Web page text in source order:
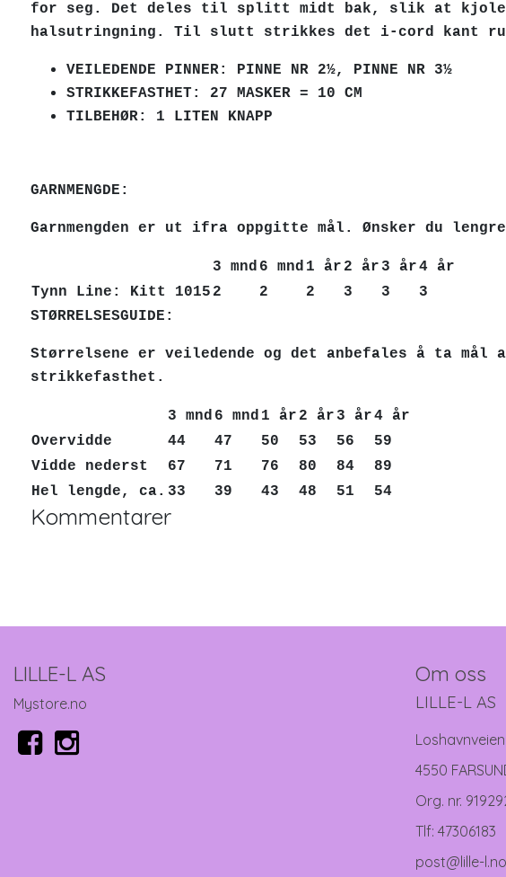
for seg. Det deles til splitt midt bak, slik at
halsutringning. Til slutt strikkes det i-cord kant
VEILEDENDE PINNER: PINNE NR 2½, PINNE NR 3½
STRIKKEFASTHET: 27 MASKER = 10 CM
TILBEHØR: 1 LITEN KNAPP
GARNMENGDE:
Garnmengden er ut ifra oppgitte mål. Ønsker du
3 mnd 6 mnd 1 år 2 år 3 år4 år
Tynn Line: Kitt 1015 2 2 2 3 3
3
STØRRELSESGUIDE:
Størrelsene er veiledende og det anbefales å ta mål
strikkefasthet.
3 mnd 6 mnd 1 år 2 år 3 år4 år
Overvidde
44 47 50 53 56
59
Vidde nederst
67 71 76 80 84
89
Hel lengde, ca. 33 39 43 48 51 54
Kommentarer
LILLE-L AS
Mystore.no
Om oss
LILLE-L AS
Loshavnveien
4550
Org. nr.
Tlf: 47306183
post@lille-l.no